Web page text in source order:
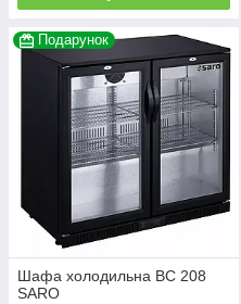
Подарунок
Шафа холодильна BC 208
SARO